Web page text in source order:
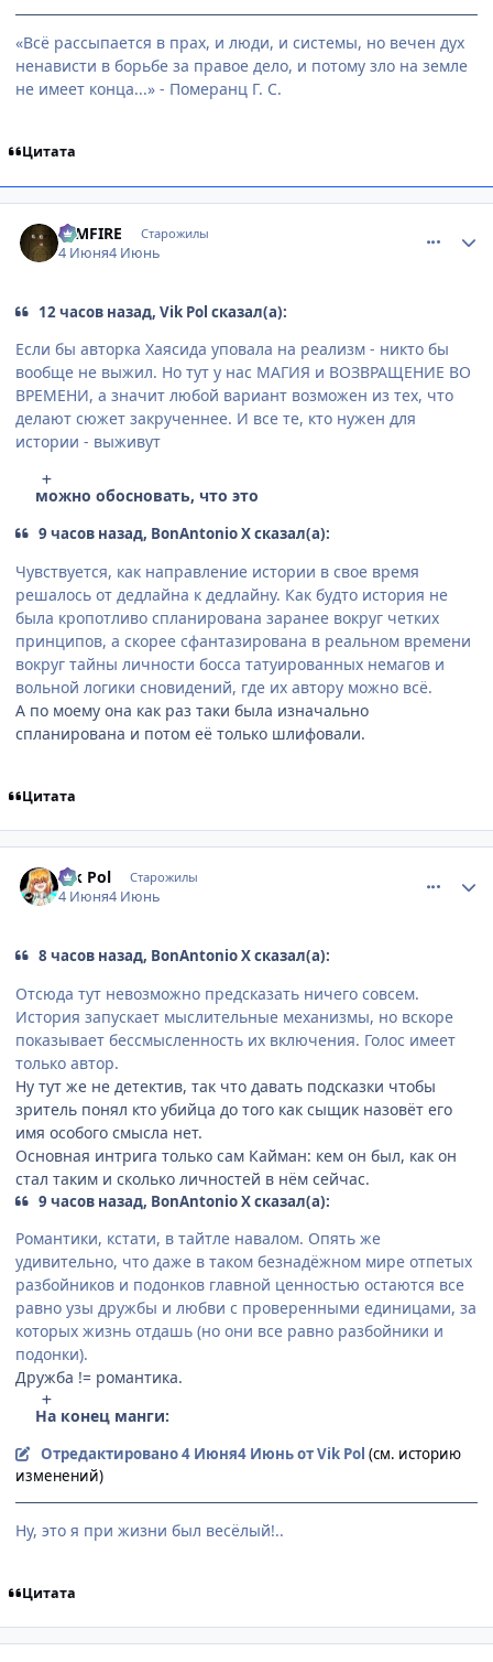
«Всё рассыпается в прах, и люди, и системы, но вечен дух
ненависти в борьбе за правое дело, и потому зло на земле
не имеет конца...» - Померанц Г. С.
Цитата
DIMFIRE Старожилы
4 Июня4 Июнь
12 часов назад, Vik Pol сказал(а):
Если бы авторка Хаясида уповала на реализм - никто бы
вообще не выжил. Но тут у нас МАГИЯ и ВОЗВРАЩЕНИЕ ВО
ВРЕМЕНИ, а значит любой вариант возможен из тех, что
делают сюжет закрученнее. И все те, кто нужен для
истории - выживут
можно обосновать, что это
9 часов назад, BonAntonio X сказал(а):
Чувствуется, как направление истории в свое время
решалось от дедлайна к дедлайну. Как будто история не
была кропотливо спланирована заранее вокруг четких
принципов, а скорее сфантазирована в реальном времени
вокруг тайны личности босса татуированных немагов и
вольной логики сновидений, где их автору можно всё.
А по моему она как раз таки была изначально
спланирована и потом её только шлифовали.
Цитата
Vik Pol Старожилы
4 Июня4 Июнь
8 часов назад, BonAntonio X сказал(а):
Отсюда тут невозможно предсказать ничего совсем.
История запускает мыслительные механизмы, но вскоре
показывает бессмысленность их включения. Голос имеет
только автор.
Ну тут же не детектив, так что давать подсказки чтобы
зритель понял кто убийца до того как сыщик назовёт его
имя особого смысла нет.
Основная интрига только сам Кайман: кем он был, как он
стал таким и сколько личностей в нём сейчас.
9 часов назад, BonAntonio X сказал(а):
Романтики, кстати, в тайтле навалом. Опять же
удивительно, что даже в таком безнадёжном мире отпетых
разбойников и подонков главной ценностью остаются все
равно узы дружбы и любви с проверенными единицами, за
которых жизнь отдашь (но они все равно разбойники и
подонки).
Дружба != романтика.
На конец манги:
Отредактировано4 Июня4 Июньот Vik Pol (см. историю
изменений)
Ну, это я при жизни был весёлый!..
Цитата